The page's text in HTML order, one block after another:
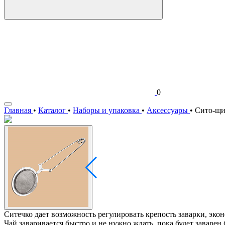
0
Главная • Каталог • Наборы и упаковка • Аксессуары • Сито-
Ситечко дает возможность регулировать крепость заварки,
Чай заваривается быстро и не нужно ждать, пока будет